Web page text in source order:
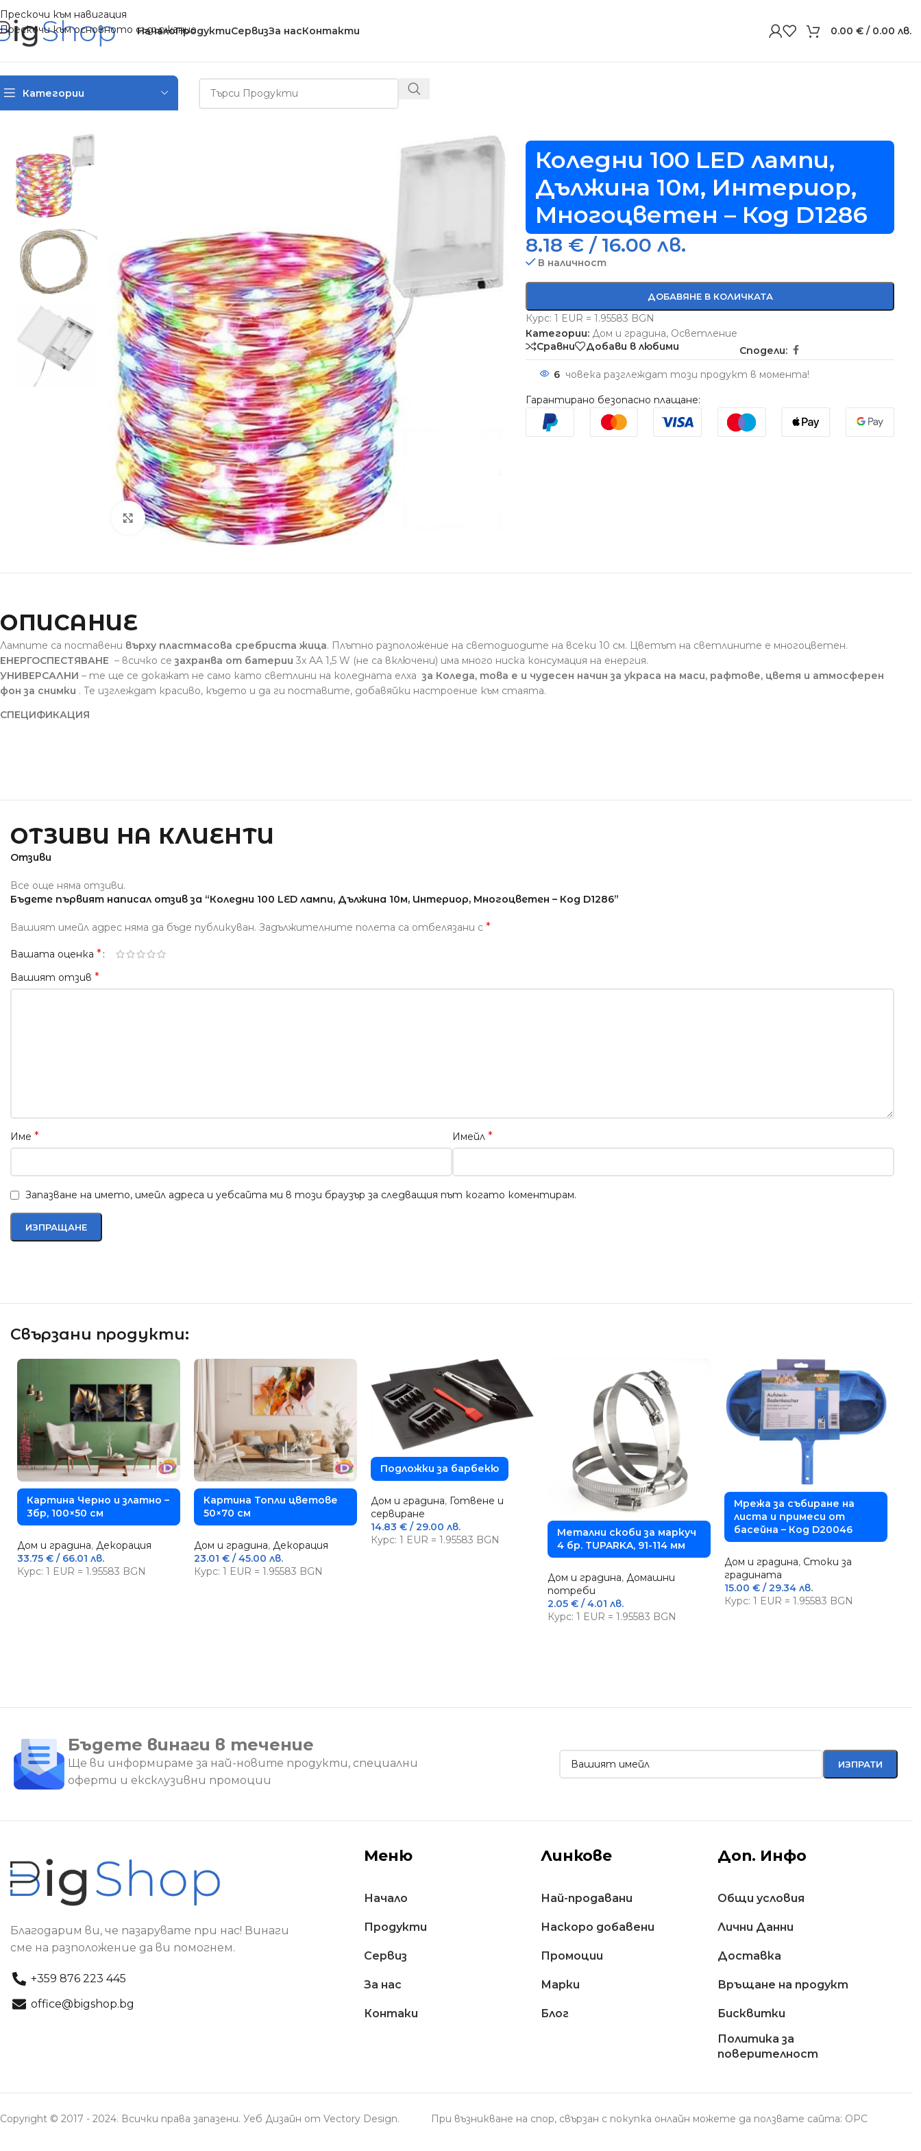
Прескочи към навигация
Прескочи към основното съдържание
НачалоПродуктиСервизЗа насКонтакти 0.00 € / 0.00 лв.
Категории
Виж повече
Коледни 100 LED лампи,
Дължина 10м, Интериор,
Многоцветен – Код D1286
8.18 € / 16.00 лв.
В наличност
ДОБАВЯНЕ В КОЛИЧКАТА
Курс: 1 EUR = 1.95583 BGN
Категории: Дом и градина, Осветление
Сравни
Добави в любими
Сподели:
6 човека разглеждат този продукт в момента!
Гарантирано безопасно плащане:
ОПИСАНИЕ
Лампите са поставени върху пластмасова сребриста жица. Плътно разположение на светодиодите на всеки 10 см. Цветът на светлините е многоцветен.
ЕНЕРГОСПЕСТЯВАНЕ – всичко се захранва от батерии 3x AA 1,5 W (не са включени) има много ниска консумация на енергия.
УНИВЕРСАЛНИ – те ще се докажат не само като светлини на коледната елха за Коледа, това е и чудесен начин за украса на маси, рафтове, цветя и атмосферен
фон за снимки . Те изглеждат красиво, където и да ги поставите, добавяйки настроение към стаята.
СПЕЦИФИКАЦИЯ
ОТЗИВИ НА КЛИЕНТИ
Отзиви
Все още няма отзиви.
Бъдете първият написал отзив за “Коледни 100 LED лампи, Дължина 10м, Интериор, Многоцветен – Код D1286”
Вашият имейл адрес няма да бъде публикуван. Задължителните полета са отбелязани с *
Вашата оценка *
Вашият отзив *
Име * Имейл *
Запазване на името, имейл адреса и уебсайта ми в този браузър за следващия път когато коментирам.
Свързани продукти:
Картина Черно и златно –
3бр, 100×50 см
Дом и градина, Декорация
33.75 € / 66.01 лв.
Курс: 1 EUR = 1.95583 BGN
Картина Топли цветове
50×70 см
Дом и градина, Декорация
23.01 € / 45.00 лв.
Курс: 1 EUR = 1.95583 BGN
Подложки за барбекю
Дом и градина, Готвене и
сервиране
14.83 € / 29.00 лв.
Курс: 1 EUR = 1.95583 BGN
Метални скоби за маркуч
4 бр. TUPARKA, 91-114 мм
Дом и градина, Домашни
потреби
2.05 € / 4.01 лв.
Курс: 1 EUR = 1.95583 BGN
Мрежа за събиране на
листа и примеси от
басейна – Код D20046
Дом и градина, Стоки за
градината
15.00 € / 29.34 лв.
Курс: 1 EUR = 1.95583 BGN
Бъдете винаги в течение
Ще ви информираме за най-новите продукти, специални
оферти и ексклузивни промоции
Благодарим ви, че пазарувате при нас! Винаги
сме на разположение да ви помогнем.
+359 876 223 445
office@bigshop.bg
Меню
Начало
Продукти
Сервиз
За нас
Контаки
Линкове
Най-продавани
Наскоро добавени
Промоции
Марки
Блог
Доп. Инфо
Общи условия
Лични Данни
Доставкa
Връщане на продукт
Бисквитки
Политика за
поверителност
Copyright © 2017 - 2024. Всички права запазени. Уеб Дизайн от Vectory Design. При възникване на спор, свързан с покупка онлайн можете да ползвате сайта: ОРС